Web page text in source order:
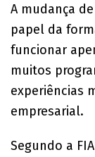
A mudança
papel da
funcionar
muitos
experiências
empresarial.
Segundo a